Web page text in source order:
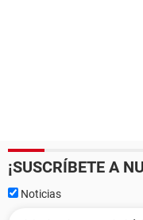
¡SUSCRÍBETE A
Noticias